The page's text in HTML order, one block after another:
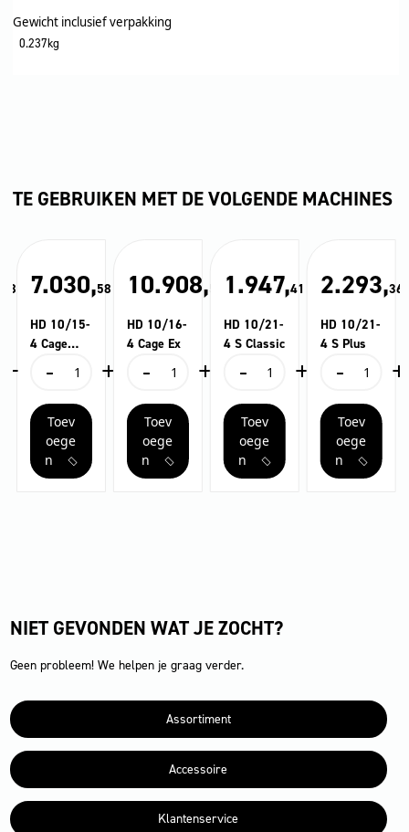
Gewicht inclusief verpakking
0.237kg
TE GEBRUIKEN MET DE VOLGENDE MACHINES
7.030,58
HD 10/15-
4 Cage
-
HD
4
Cage
Food
aantal
+
Toev
oege
n
10.908,
HD 10/16-
4 Cage Ex
-
HD
4
Cage
Ex
aantal
+
Toev
oege
n
1.947,41
HD 10/21-
4 S Classic
-
HD
4
S
Classic
aantal
+
Toev
oege
n
2.293,36
HD 10/21-
4 S Plus
-
HD
4
S
Plus
aantal
+
Toev
oege
n
78
+
NIET GEVONDEN WAT JE ZOCHT?
Geen probleem! We helpen je graag verder.
Assortiment
Accessoire
Klantenservice